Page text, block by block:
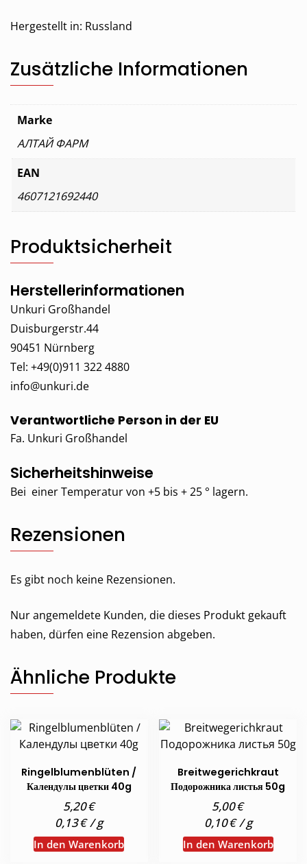
Hergestellt in: Russland
Zusätzliche Informationen
Marke
АЛТАЙ ФАРМ
EAN
4607121692440
Produktsicherheit
Herstellerinformationen
Unkuri Großhandel
Duisburgerstr.44
90451 Nürnberg
Tel: +49(0)911 322 4880
info@unkuri.de
Verantwortliche Person in der EU
Fa. Unkuri Großhandel
Sicherheitshinweise
Bei einer Temperatur von +5 bis + 25 ° lagern.
Rezensionen
Es gibt noch keine Rezensionen.
Nur angemeldete Kunden, die dieses Produkt gekauft
haben, dürfen eine Rezension abgeben.
Ähnliche Produkte
Ringelblumenblüten /
Календулы цветки 40g
5,20€
0,13€/g
In den Warenkorb
Breitwegerichkraut
Подорожника листья 50g
5,00€
0,10€/g
In den Warenkorb